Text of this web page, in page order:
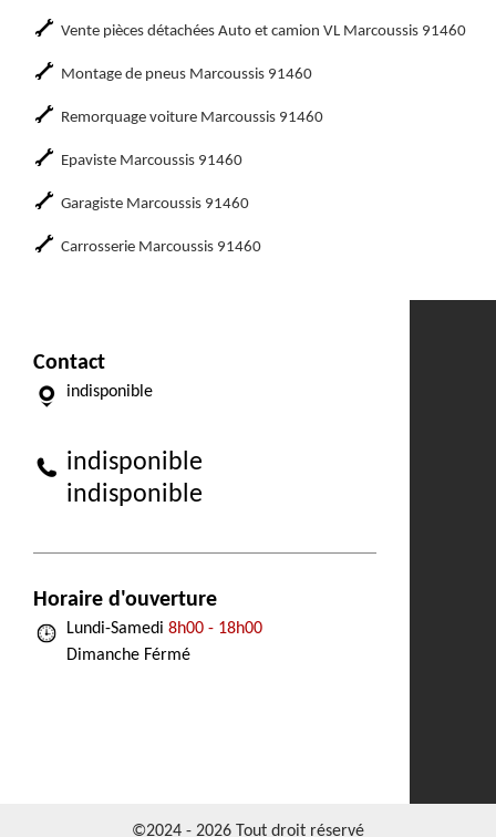
Vente pièces détachées Auto et camion VL Marcoussis 91460
Montage de pneus Marcoussis 91460
Remorquage voiture Marcoussis 91460
Epaviste Marcoussis 91460
Garagiste Marcoussis 91460
Carrosserie Marcoussis 91460
Contact
indisponible
indisponible
indisponible
Horaire d'ouverture
Lundi-Samedi 8h00 - 18h00
Dimanche Férmé
©2024 - 2026 Tout droit réservé